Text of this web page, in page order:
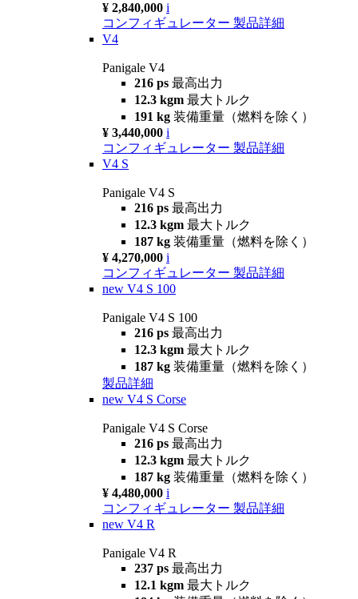
¥ 2,840,000 i
コンフィギュレーター 製品詳細
V4
Panigale V4
216 ps 最高出力
12.3 kgm 最大トルク
191 kg 装備重量（燃料を除く）
¥ 3,440,000 i
コンフィギュレーター 製品詳細
V4 S
Panigale V4 S
216 ps 最高出力
12.3 kgm 最大トルク
187 kg 装備重量（燃料を除く）
¥ 4,270,000 i
コンフィギュレーター 製品詳細
new V4 S 100
Panigale V4 S 100
216 ps 最高出力
12.3 kgm 最大トルク
187 kg 装備重量（燃料を除く）
製品詳細
new V4 S Corse
Panigale V4 S Corse
216 ps 最高出力
12.3 kgm 最大トルク
187 kg 装備重量（燃料を除く）
¥ 4,480,000 i
コンフィギュレーター 製品詳細
new V4 R
Panigale V4 R
237 ps 最高出力
12.1 kgm 最大トルク